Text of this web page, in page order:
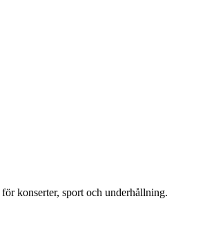
konserter, sport och underhållning.